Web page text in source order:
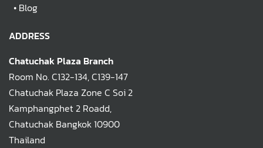
• Blog
ADDRESS
Chatuchak Plaza Branch
Room No. C132-134, C139-147
Chatuchak Plaza Zone C Soi 2
Kamphangphet 2 Roadd,
Chatuchak Bangkok 10900
Thailand